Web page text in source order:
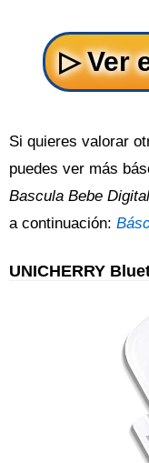
Si quieres valorar
puedes ver más
Bascula Bebe Digital
a continuación:
UNICHERRY